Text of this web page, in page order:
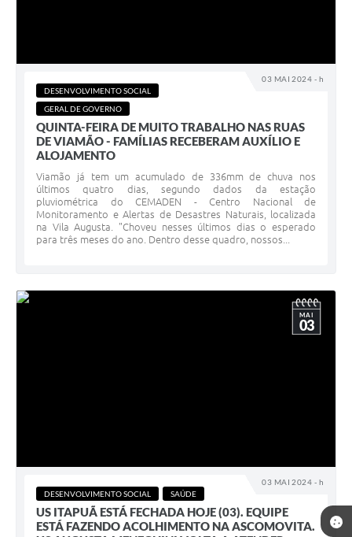
03 MAI 2024 - h
DESENVOLVIMENTO SOCIAL
GERAL DE GOVERNO
QUINTA-FEIRA DE MUITO TRABALHO NAS RUAS
DE VIAMÃO - FAMÍLIAS RECEBERAM AUXÍLIO E
ALOJAMENTO
Viamão já tem um acumulado de 336mm de chuva nos
últimos quatro dias, segundo dados da estação
pluviométrica do CEMADEN - Centro Nacional de
Monitoramento e Alertas de Desastres Naturais, localizada
na Vila Augusta. "Choveu nesses últimos dias o esperado
para três meses do ano. Dentro desse quadro, nossos...
03 MAI 2024 - h
MAI
03
DESENVOLVIMENTO SOCIAL SAÚDE
US ITAPUÃ ESTÁ FECHADA HOJE (03). EQUIPE
ESTÁ FAZENDO ACOLHIMENTO NA ASCOMOVITA.